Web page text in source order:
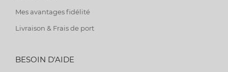
Mes avantages fidélité
Livraison & Frais de port
BESOIN D'AIDE